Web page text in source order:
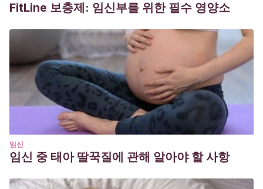
Educación, (359), 16-23.
presencia participativa en la vida escolar. Apuntes para
una cartografía de la voz del alumnado en la mejora
educativa.Revista de Educación, (359), 24-44.
FitLine 보충제: 임신부를 위한 필수 영양소
임신
임신 중 태아 딸꾹질에 관해 알아야 할 사항